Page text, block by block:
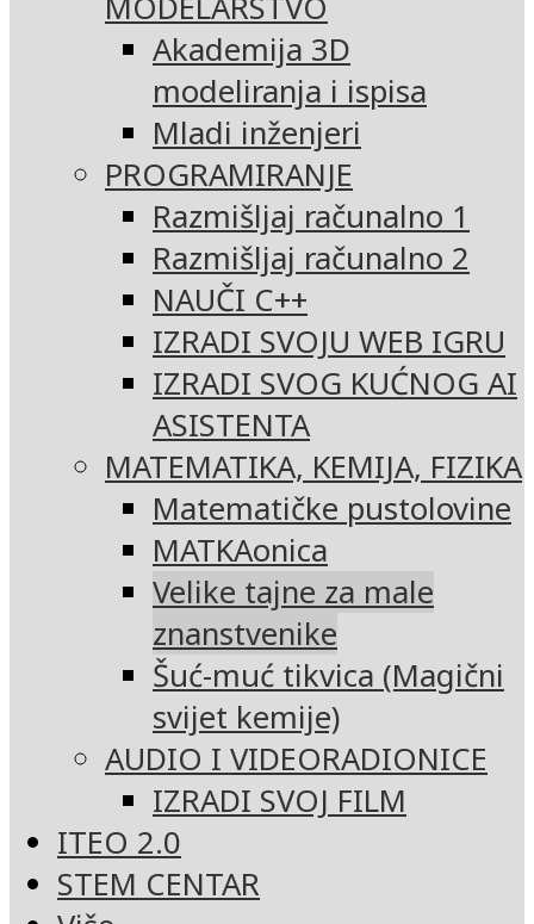
Akademija 3D
modeliranja i ispisa
Mladi inženjeri
PROGRAMIRANJE
Razmišljaj računalno 1
Razmišljaj računalno 2
NAUČI C++
IZRADI SVOJU WEB IGRU
IZRADI SVOG KUĆNOG AI
ASISTENTA
MATEMATIKA, KEMIJA, FIZIKA
Matematičke pustolovine
MATKAonica
Velike tajne za male
znanstvenike
Šuć-muć tikvica (Magični
svijet kemije)
AUDIO I VIDEORADIONICE
IZRADI SVOJ FILM
ITEO 2.0
STEM CENTAR